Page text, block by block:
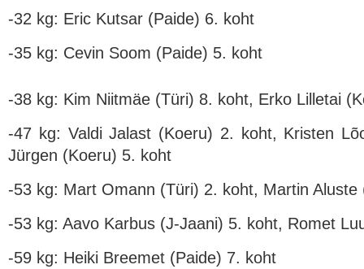
-32 kg: Eric Kutsar (Paide) 6. koht
-35 kg: Cevin Soom (Paide) 5. koht
-38 kg: Kim Niitmäe (Türi) 8. koht, Erko Lilletai
-47 kg: Valdi Jalast (Koeru) 2. koht, Kristen
Jürgen (Koeru) 5. koht
-53 kg: Mart Omann (Türi) 2. koht, Martin Aluste
-53 kg: Aavo Karbus (J-Jaani) 5. koht, Romet
-59 kg: Heiki Breemet (Paide) 7. koht